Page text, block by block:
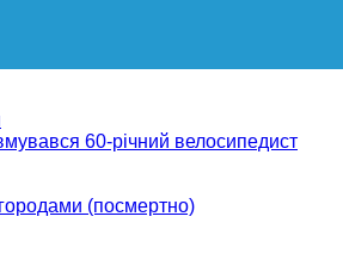
60-річний велосипедист
(посмертно)